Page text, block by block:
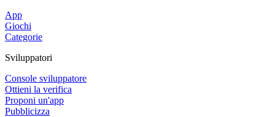
App
Giochi
Categorie
Sviluppatori
Console sviluppatore
Ottieni la verifica
Proponi un'app
Pubblicizza